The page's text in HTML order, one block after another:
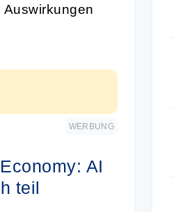
WERBUNG
AI
teil